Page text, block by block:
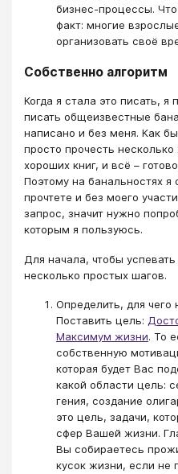
бизнес-процессы.
факт: многие
организовать своё
Собственно алгоритм
Когда я стала это писать, я
писать общеизвестные
написано и без меня. Как
просто прочесть
хороших книг, и всё –
Поэтому на банальностях я
прочтете и без моего
запрос, значит нужно
которым я пользуюсь.
Для начала, чтобы
несколько простых шагов.
Определить, для чего
Поставить цель:
Максимум жизни. То
собственную
которая будет Вас
какой области цель:
гения, создание
это цель, задачи,
сфер Вашей жизни.
Вы собираетесь
кусок жизни, если не